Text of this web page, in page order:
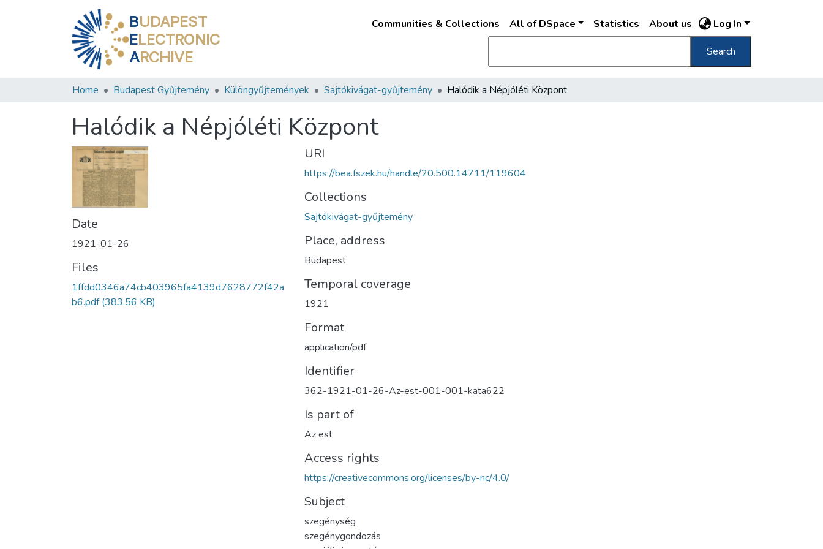
BUDAPEST
ELECTRONIC
ARCHIVE
Communities & Collections All of DSpace Statistics About us Log In
Search
Home Budapest Gyűjtemény Különgyűjtemények Sajtókivágat-gyűjtemény Halódik a Népjóléti Központ
Halódik a Népjóléti Központ
Date
1921-01-26
Files
1ffdd0346a74cb403965fa4139d7628772f42a
b6.pdf(383.56 KB)
URI
https://bea.fszek.hu/handle/20.500.14711/119604
Collections
Sajtókivágat-gyűjtemény
Place, address
Budapest
Temporal coverage
1921
Format
application/pdf
Identifier
362-1921-01-26-Az-est-001-001-kata622
Is part of
Az est
Access rights
https://creativecommons.org/licenses/by-nc/4.0/
Subject
szegénység
szegénygondozás